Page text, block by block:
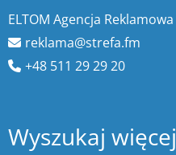
ELTOM Agencja Reklamowa
reklama@strefa.fm
+48 511 29 29 20
Wyszukaj więcej